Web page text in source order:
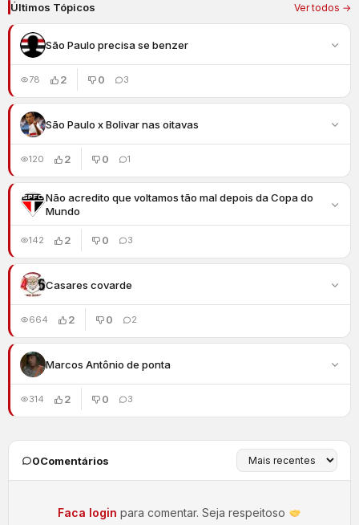
Últimos Tópicos Ver todos →
São Paulo precisa se benzer
78 2 0 3
São Paulo x Bolivar nas oitavas
120 2 0 1
Não acredito que voltamos tão mal depois da Copa do
Mundo
142 2 0 3
Casares covarde
664 2 0 2
Marcos Antônio de ponta
314 2 0 3
0Comentários
Faca login para comentar. Seja respeitoso